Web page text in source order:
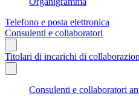
Telefono e posta elettronica
Consulenti e collaboratori
Titolari di incarichi di
Consulenti e collaboratori